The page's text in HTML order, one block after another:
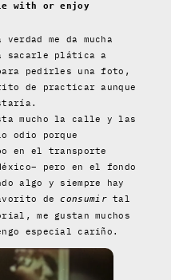
with or enjoy
me da mucha
sacarle plática a
pedirles una foto,
de practicar aunque
mucho la calle y las
odio porque
en el transporte
pero en el fondo
algo y siempre hay
deconsumirtal
me gustan muchos
especial cariño.